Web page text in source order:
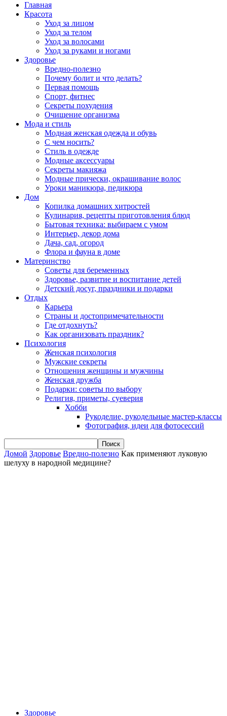
Главная
Красота
Уход за лицом
Уход за телом
Уход за волосами
Уход за руками и ногами
Здоровье
Вредно-полезно
Почему болит и что делать?
Первая помощь
Спорт, фитнес
Секреты похудения
Очищение организма
Мода и стиль
Модная женская одежда и обувь
С чем носить?
Стиль в одежде
Модные аксессуары
Секреты макияжа
Модные прически, окрашивание волос
Уроки маникюра, педикюра
Дом
Копилка домашних хитростей
Кулинария, рецепты приготовления блюд
Бытовая техника: выбираем с умом
Интерьер, декор дома
Дача, сад, огород
Флора и фауна в доме
Материнство
Советы для беременных
Здоровье, развитие и воспитание детей
Детский досуг, праздники и подарки
Отдых
Карьера
Страны и достопримечательности
Где отдохнуть?
Как организовать праздник?
Психология
Женская психология
Мужские секреты
Отношения женщины и мужчины
Женская дружба
Подарки: советы по выбору
Религия, приметы, суеверия
Хобби
Рукоделие, рукодельные мастер-классы
Фотография, идеи для фотосессий
Домой Здоровье Вредно-полезно Как применяют луковую
шелуху в народной медицине?
Здоровье